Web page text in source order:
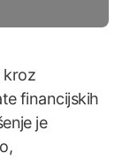
kroz
financijskih
je